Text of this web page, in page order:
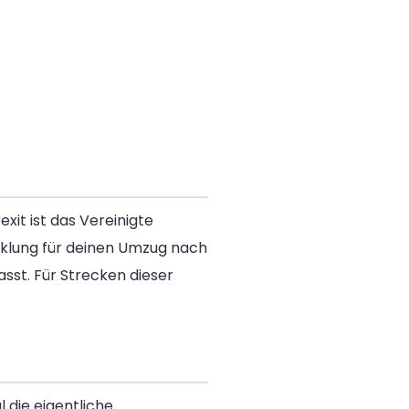
ist das Vereinigte
für deinen Umzug nach
Für Strecken dieser